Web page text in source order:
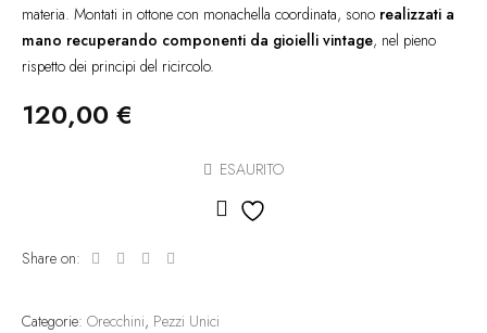
materia. Montati in ottone con monachella coordinata, sono realizzati a
mano recuperando componenti da gioielli vintage, nel pieno
rispetto dei principi del ricircolo.
120,00 €
ESAURITO
Share on:
Categorie: Orecchini, Pezzi Unici